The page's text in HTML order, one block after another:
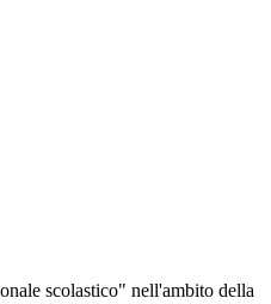
scolastico" nell'ambito della